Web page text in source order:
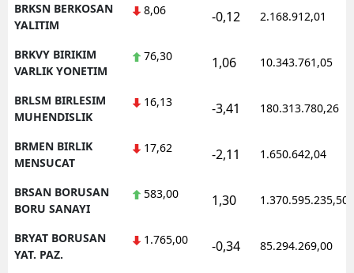
BRKSN BERKOSAN
YALITIM
8,06 -0,12 2.168.912,01
BRKVY BIRIKIM
VARLIK YONETIM
76,30 1,06 10.343.761,05
BRLSM BIRLESIM
MUHENDISLIK
16,13 -3,41 180.313.780,26
BRMEN BIRLIK
MENSUCAT
17,62 -2,11 1.650.642,04
BRSAN BORUSAN
BORU SANAYI
583,00 1,30 1.370.595.235,50
BRYAT BORUSAN
YAT. PAZ.
1.765,00 -0,34 85.294.269,00